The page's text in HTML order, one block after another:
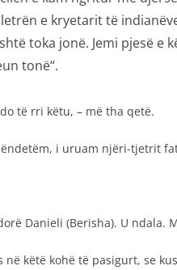
e kryetarit të
toka jonë. Jemi pjesë
tonë“.
të rri këtu, – më tha qetë.
i uruam njëri-tjetrit
Danieli (Berisha). U ndala.
në këtë kohë të pasigurt, se